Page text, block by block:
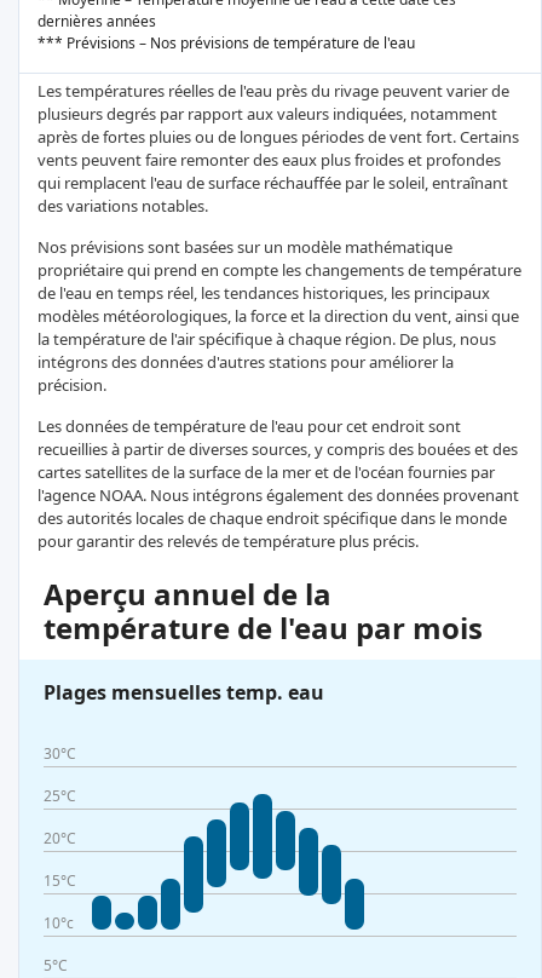
dernières années
*** Prévisions – Nos prévisions de température de l'eau
Les températures réelles de l'eau près du rivage peuvent varier de
plusieurs degrés par rapport aux valeurs indiquées, notamment
après de fortes pluies ou de longues périodes de vent fort. Certains
vents peuvent faire remonter des eaux plus froides et profondes
qui remplacent l'eau de surface réchauffée par le soleil, entraînant
des variations notables.
Nos prévisions sont basées sur un modèle mathématique
propriétaire qui prend en compte les changements de température
de l'eau en temps réel, les tendances historiques, les principaux
modèles météorologiques, la force et la direction du vent, ainsi que
la température de l'air spécifique à chaque région. De plus, nous
intégrons des données d'autres stations pour améliorer la
précision.
Les données de température de l'eau pour cet endroit sont
recueillies à partir de diverses sources, y compris des bouées et des
cartes satellites de la surface de la mer et de l'océan fournies par
l'agence NOAA. Nous intégrons également des données provenant
des autorités locales de chaque endroit spécifique dans le monde
pour garantir des relevés de température plus précis.
Aperçu annuel de la
température de l'eau par mois
Plages mensuelles temp. eau
30°C
25°C
20°C
15°C
10°c
5°C